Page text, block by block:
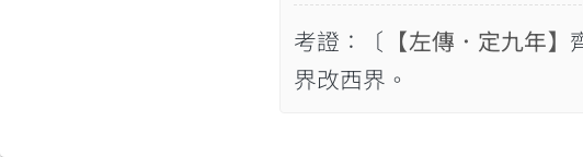
考證：〔 【左傳．定九年】
界改西界。